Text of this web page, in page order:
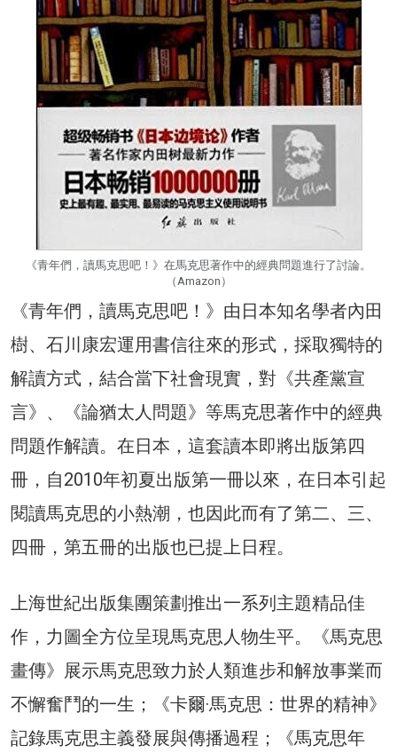
《青年們，讀馬克思吧！》在馬克思著作中的經典問題進行了討論。
（Amazon）
《青年們，讀馬克思吧！》由日本知名學者內田
樹、石川康宏運用書信往來的形式，採取獨特的
解讀方式，結合當下社會現實，對《共產黨宣
言》、《論猶太人問題》等馬克思著作中的經典
問題作解讀。在日本，這套讀本即將出版第四
冊，自2010年初夏出版第一冊以來，在日本引起
閱讀馬克思的小熱潮，也因此而有了第二、三、
四冊，第五冊的出版也已提上日程。
上海世紀出版集團策劃推出一系列主題精品佳
作，力圖全方位呈現馬克思人物生平。《馬克思
畫傳》展示馬克思致力於人類進步和解放事業而
不懈奮鬥的一生；《卡爾·馬克思：世界的精神》
記錄馬克思主義發展與傳播過程；《馬克思年